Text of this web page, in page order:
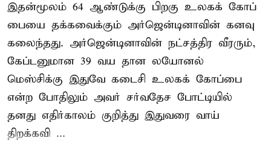
இதன்மூலம் 64 ஆண்டுக்கு பிறகு உலகக் கோப்
பையை தக்கவைக்கும் அர்ஜென்டினாவின் கனவு
கலைந்தது. அர்ஜென்டினாவின் நட்சத்திர வீரரும்,
கேப்டனுமான 39 வய தான லயோனல்
மெஸ்சிக்கு இதுவே கடைசி உலகக் கோப்பை
என்ற போதிலும் அவர் சர்வதேச போட்டியில்
தனது எதிர்காலம் குறித்து இதுவரை வாய்
திறக்கவி ...